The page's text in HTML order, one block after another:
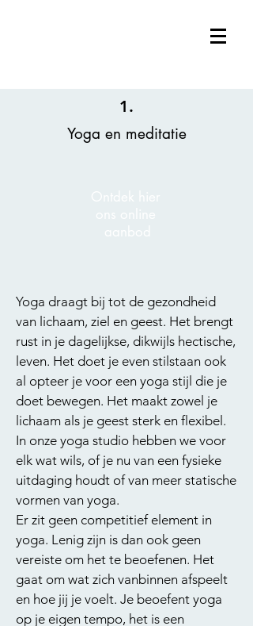
1.
Yoga en meditatie
Yoga draagt bij tot de gezondheid
van lichaam, ziel en geest. Het brengt
rust in je dagelijkse, dikwijls hectische,
leven. Het doet je even stilstaan ook
al opteer je voor een yoga stijl die je
doet bewegen. Het maakt zowel je
lichaam als je geest sterk en flexibel.
In onze yoga studio hebben we voor
elk wat wils, of je nu van een fysieke
uitdaging houdt of van meer statische
vormen van yoga.
Er zit geen competitief element in
yoga. Lenig zijn is dan ook geen
vereiste om het te beoefenen. Het
gaat om wat zich vanbinnen afspeelt
en hoe jij je voelt. Je beoefent yoga
op je eigen tempo, het is een